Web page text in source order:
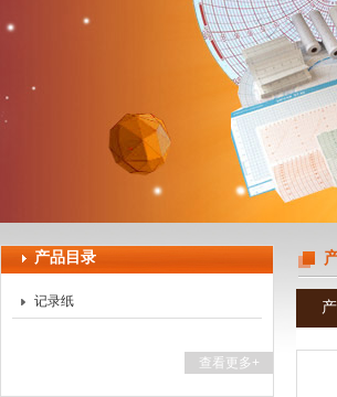
上海天珀电子科技有限公司
产品目录
记录纸
查看更多+